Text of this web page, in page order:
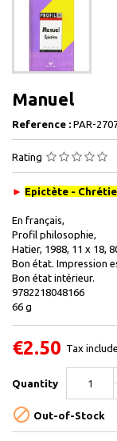
Manuel
Reference : PAR-
Rating
► Epictète -
En français,
Profil philosophie,
Hatier, 1988, 11 x 18,
Bon état. Impression
Bon état intérieur.
9782218048166
66 g
€2.50 Tax
Quantity
 Out-of-Stock